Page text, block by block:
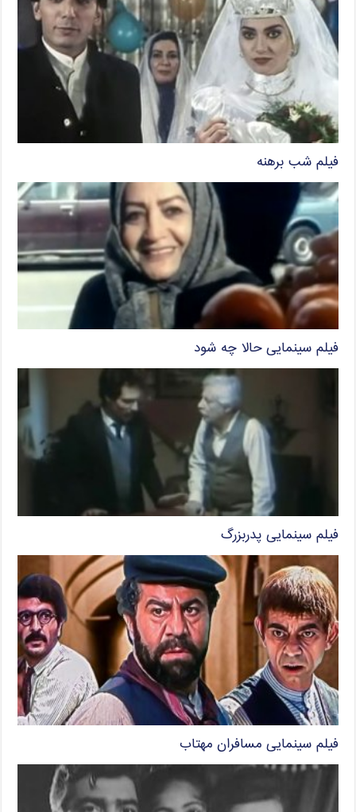
فیلم شب برهنه
فیلم سینمایی حالا چه شود
فیلم سینمایی پدربزرگ
فیلم سینمایی مسافران مهتاب